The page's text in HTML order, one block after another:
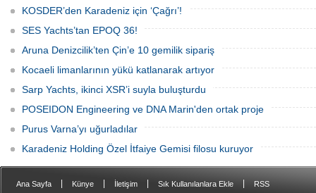
KOSDER’den Karadeniz için ‘Çağrı’!
SES Yachts’tan EPOQ 36!
Aruna Denizcilik’ten Çin’e 10 gemilik sipariş
Kocaeli limanlarının yükü katlanarak artıyor
Sarp Yachts, ikinci XSR’i suyla buluşturdu
POSEIDON Engineering ve DNA Marin'den ortak proje
Purus Varna’yı uğurladılar
Karadeniz Holding Özel İtfaiye Gemisi filosu kuruyor
Ana Sayfa Künye İletişim Sık Kullanılanlara Ekle RSS